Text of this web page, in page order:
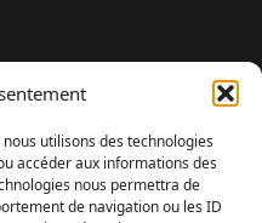
utilisons des technologies
accéder aux informations des
nous permettra de
de navigation ou les ID
DREUX / Mercedes-Benz
AUBIN NORMANDIE /
AUTOMOBILES /
MONGAZONS /
– DAVIS 28 /Mercedes-Benz